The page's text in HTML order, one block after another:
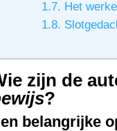
1.7. Het
1.8.
zijn de
?
belangrijke